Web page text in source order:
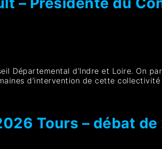
Départemental d’Indre et Loire. On
d’intervention de cette
Tours – débat